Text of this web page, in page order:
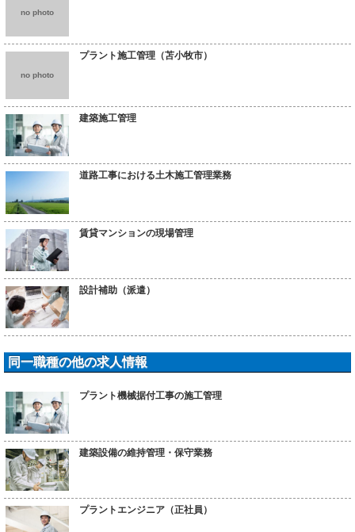
no photo
no photo
プラント施工管理（苫小牧市）
建築施工管理
道路工事における土木施工管理業務
賃貸マンションの現場管理
設計補助（派遣）
同一職種の他の求人情報
プラント機械据付工事の施工管理
建築設備の維持管理・保守業務
プラントエンジニア（正社員）